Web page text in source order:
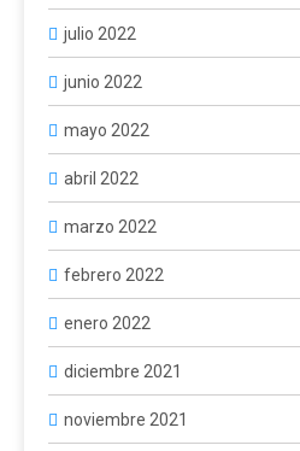
julio 2022
junio 2022
mayo 2022
abril 2022
marzo 2022
febrero 2022
enero 2022
diciembre 2021
noviembre 2021